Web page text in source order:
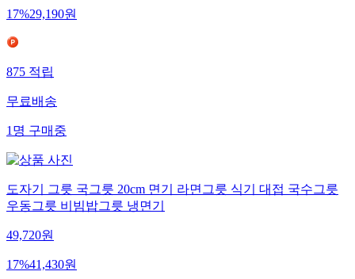
17%29,190원
875적립
무료배송
1명구매중
도자기 그릇 국그릇 20cm 면기 라면그릇 식기 대접 국수그릇
우동그릇 비빔밥그릇 냉면기
49,720원
17%41,430원